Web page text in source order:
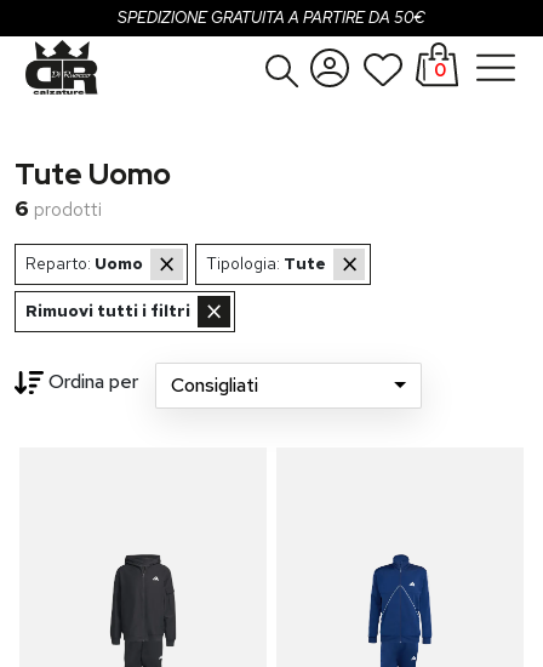
SPEDIZIONE GRATUITA A PARTIRE DA 50€
Uomo
Bambina
Bambino
Registrati
0
Tute Uomo
6 prodotti
Reparto: Uomo × Tipologia: Tute ×
Rimuovi tutti i filtri ×
Ordina per Consigliati